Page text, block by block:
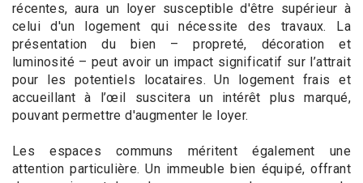
récentes, aura un loyer susceptible d'être supérieur à
celui d'un logement qui nécessite des travaux. La
présentation du bien – propreté, décoration et
luminosité – peut avoir un impact significatif sur l’attrait
pour les potentiels locataires. Un logement frais et
accueillant à l’œil suscitera un intérêt plus marqué,
pouvant permettre d'augmenter le loyer.
Les espaces communs méritent également une
attention particulière. Un immeuble bien équipé, offrant